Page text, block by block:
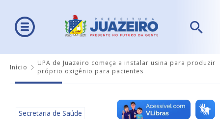
Início
UPA de Juazeiro começa a instalar usina para produzir
próprio oxigênio para pacientes
Secretaria de Saúde